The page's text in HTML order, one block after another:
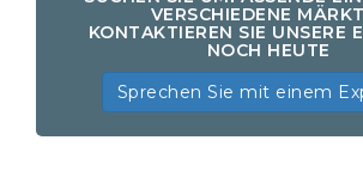
VERSCHIEDENE
KONTAKTIEREN SIE UNSERE
NOCH HEUTE
Sprechen Sie mit einem